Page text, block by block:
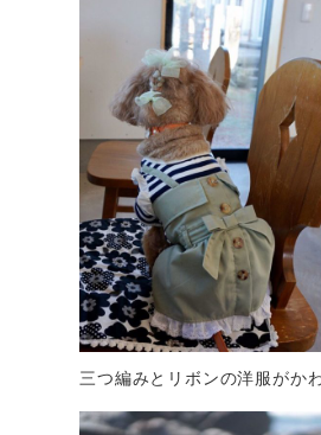
三つ編みとリボンの洋服がか